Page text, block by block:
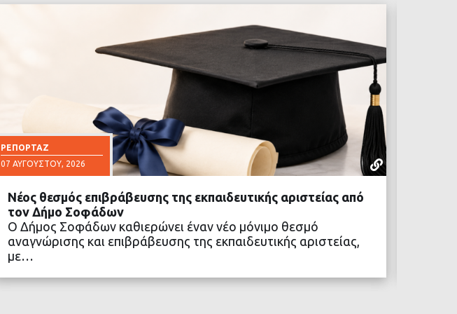
ΡΕΠΟΡΤΆΖ
07 ΑΥΓΟΎΣΤΟΥ, 2026
Νέος θεσμός επιβράβευσης της εκπαιδευτικής αριστείας από
τον Δήμο Σοφάδων
Ο Δήμος Σοφάδων καθιερώνει έναν νέο μόνιμο θεσμό
αναγνώρισης και επιβράβευσης της εκπαιδευτικής αριστείας,
με…